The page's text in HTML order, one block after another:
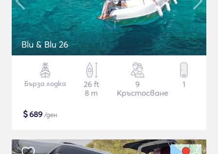
Blu & Blu 26
Бърза лодка
26 ft
8 m
9
Кръстосване
1
$689 /ден